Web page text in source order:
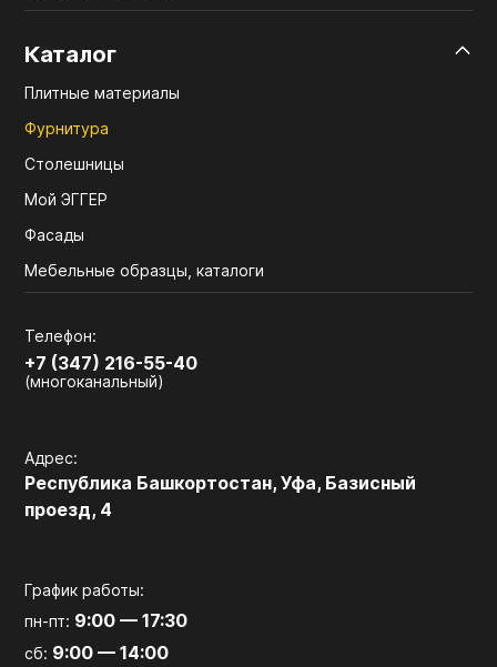
Каталог
Плитные материалы
Фурнитура
Столешницы
Мой ЭГГЕР
Фасады
Мебельные образцы, каталоги
Телефон:
+7 (347) 216-55-40
(многоканальный)
Адрес:
Республика Башкортостан, Уфа, Базисный
проезд, 4
График работы:
пн-пт: 9:00 — 17:30
сб: 9:00 — 14:00